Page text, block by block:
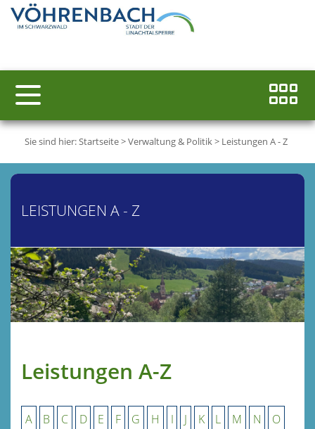
Sie sind hier:Startseite>Verwaltung & Politik> Leistungen A - Z
LEISTUNGEN A - Z
Leistungen A-Z
A B C D E F G H I J K L M N O